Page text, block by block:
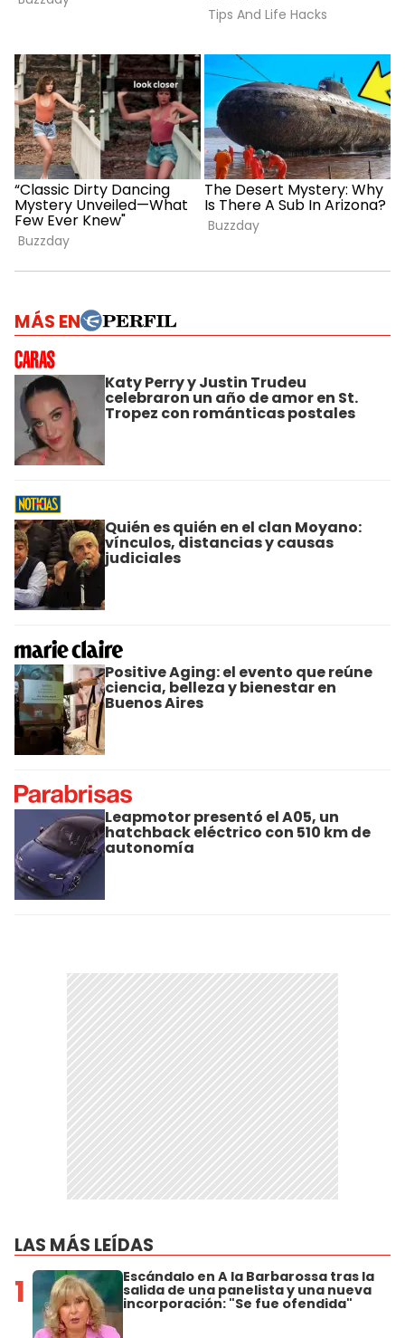
MÁS EN
Katy Perry y Justin Trudeu
celebraron un año de amor en St.
Tropez con románticas postales
Quién es quién en el clan Moyano:
vínculos, distancias y causas
judiciales
Positive Aging: el evento que reúne
ciencia, belleza y bienestar en
Buenos Aires
Leapmotor presentó el A05, un
hatchback eléctrico con 510 km de
autonomía
LAS MÁS LEÍDAS
1 Escándalo en A la Barbarossa tras la
salida de una panelista y una nueva
incorporación: "Se fue ofendida"